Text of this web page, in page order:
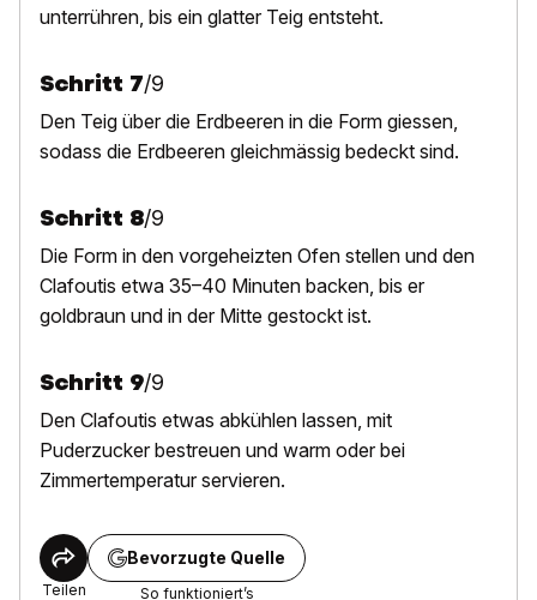
unterrühren, bis ein glatter Teig entsteht.
Schritt 7/9
Den Teig über die Erdbeeren in die Form giessen,
sodass die Erdbeeren gleichmässig bedeckt sind.
Schritt 8/9
Die Form in den vorgeheizten Ofen stellen und den
Clafoutis etwa 35–40 Minuten backen, bis er
goldbraun und in der Mitte gestockt ist.
Schritt 9/9
Den Clafoutis etwas abkühlen lassen, mit
Puderzucker bestreuen und warm oder bei
Zimmertemperatur servieren.
Teilen
Bevorzugte Quelle
So funktioniert’s